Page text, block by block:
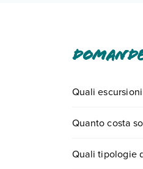
Quali
prenotando
Quanto costa
Quali tipologie